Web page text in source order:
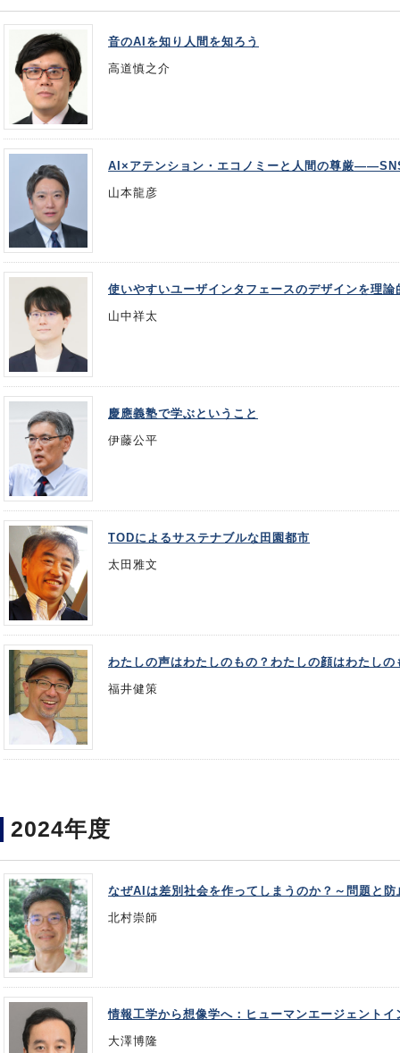
音のAIを知り人間を知ろう
高道慎之介
AI×アテンション・エコノミーと人間の尊厳
山本龍彦
使いやすいユーザインタフェースのデザインを理論
山中祥太
慶應義塾で学ぶということ
伊藤公平
TODによるサステナブルな田園都市
太田雅文
わたしの声はわたしのもの？わたしの顔はわたし
福井健策
2024年度
なぜAIは差別社会を作ってしまうのか？～問題と
北村崇師
情報工学から想像学へ：ヒューマンエージェント
大澤博隆